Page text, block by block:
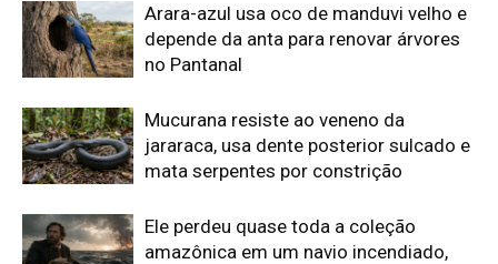
Arara-azul usa oco de manduvi velho e
depende da anta para renovar árvores
no Pantanal
Mucurana resiste ao veneno da
jararaca, usa dente posterior sulcado e
mata serpentes por constrição
Ele perdeu quase toda a coleção
amazônica em um navio incendiado,